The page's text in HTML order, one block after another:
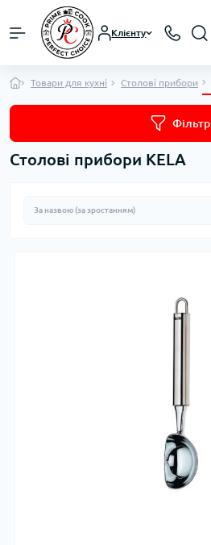
Клієнту
Товари для кухні Столові прибори
Фільтр
Столові прибори KELA